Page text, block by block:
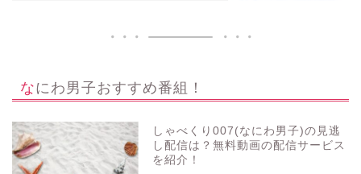
なにわ男子おすすめ番組！
しゃべくり007(なにわ男子)の見逃
し配信は？無料動画の配信サービス
を紹介！